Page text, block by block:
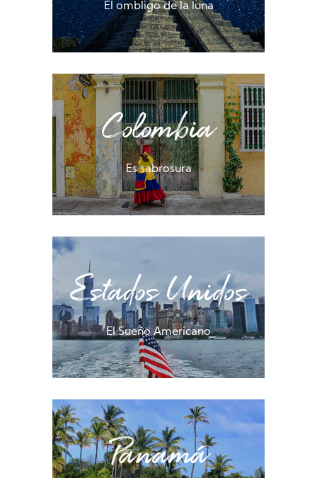
El ombligo de la luna
Colombia
Es sabrosura
Estados Unidos
El Sueño Americano
Panamá